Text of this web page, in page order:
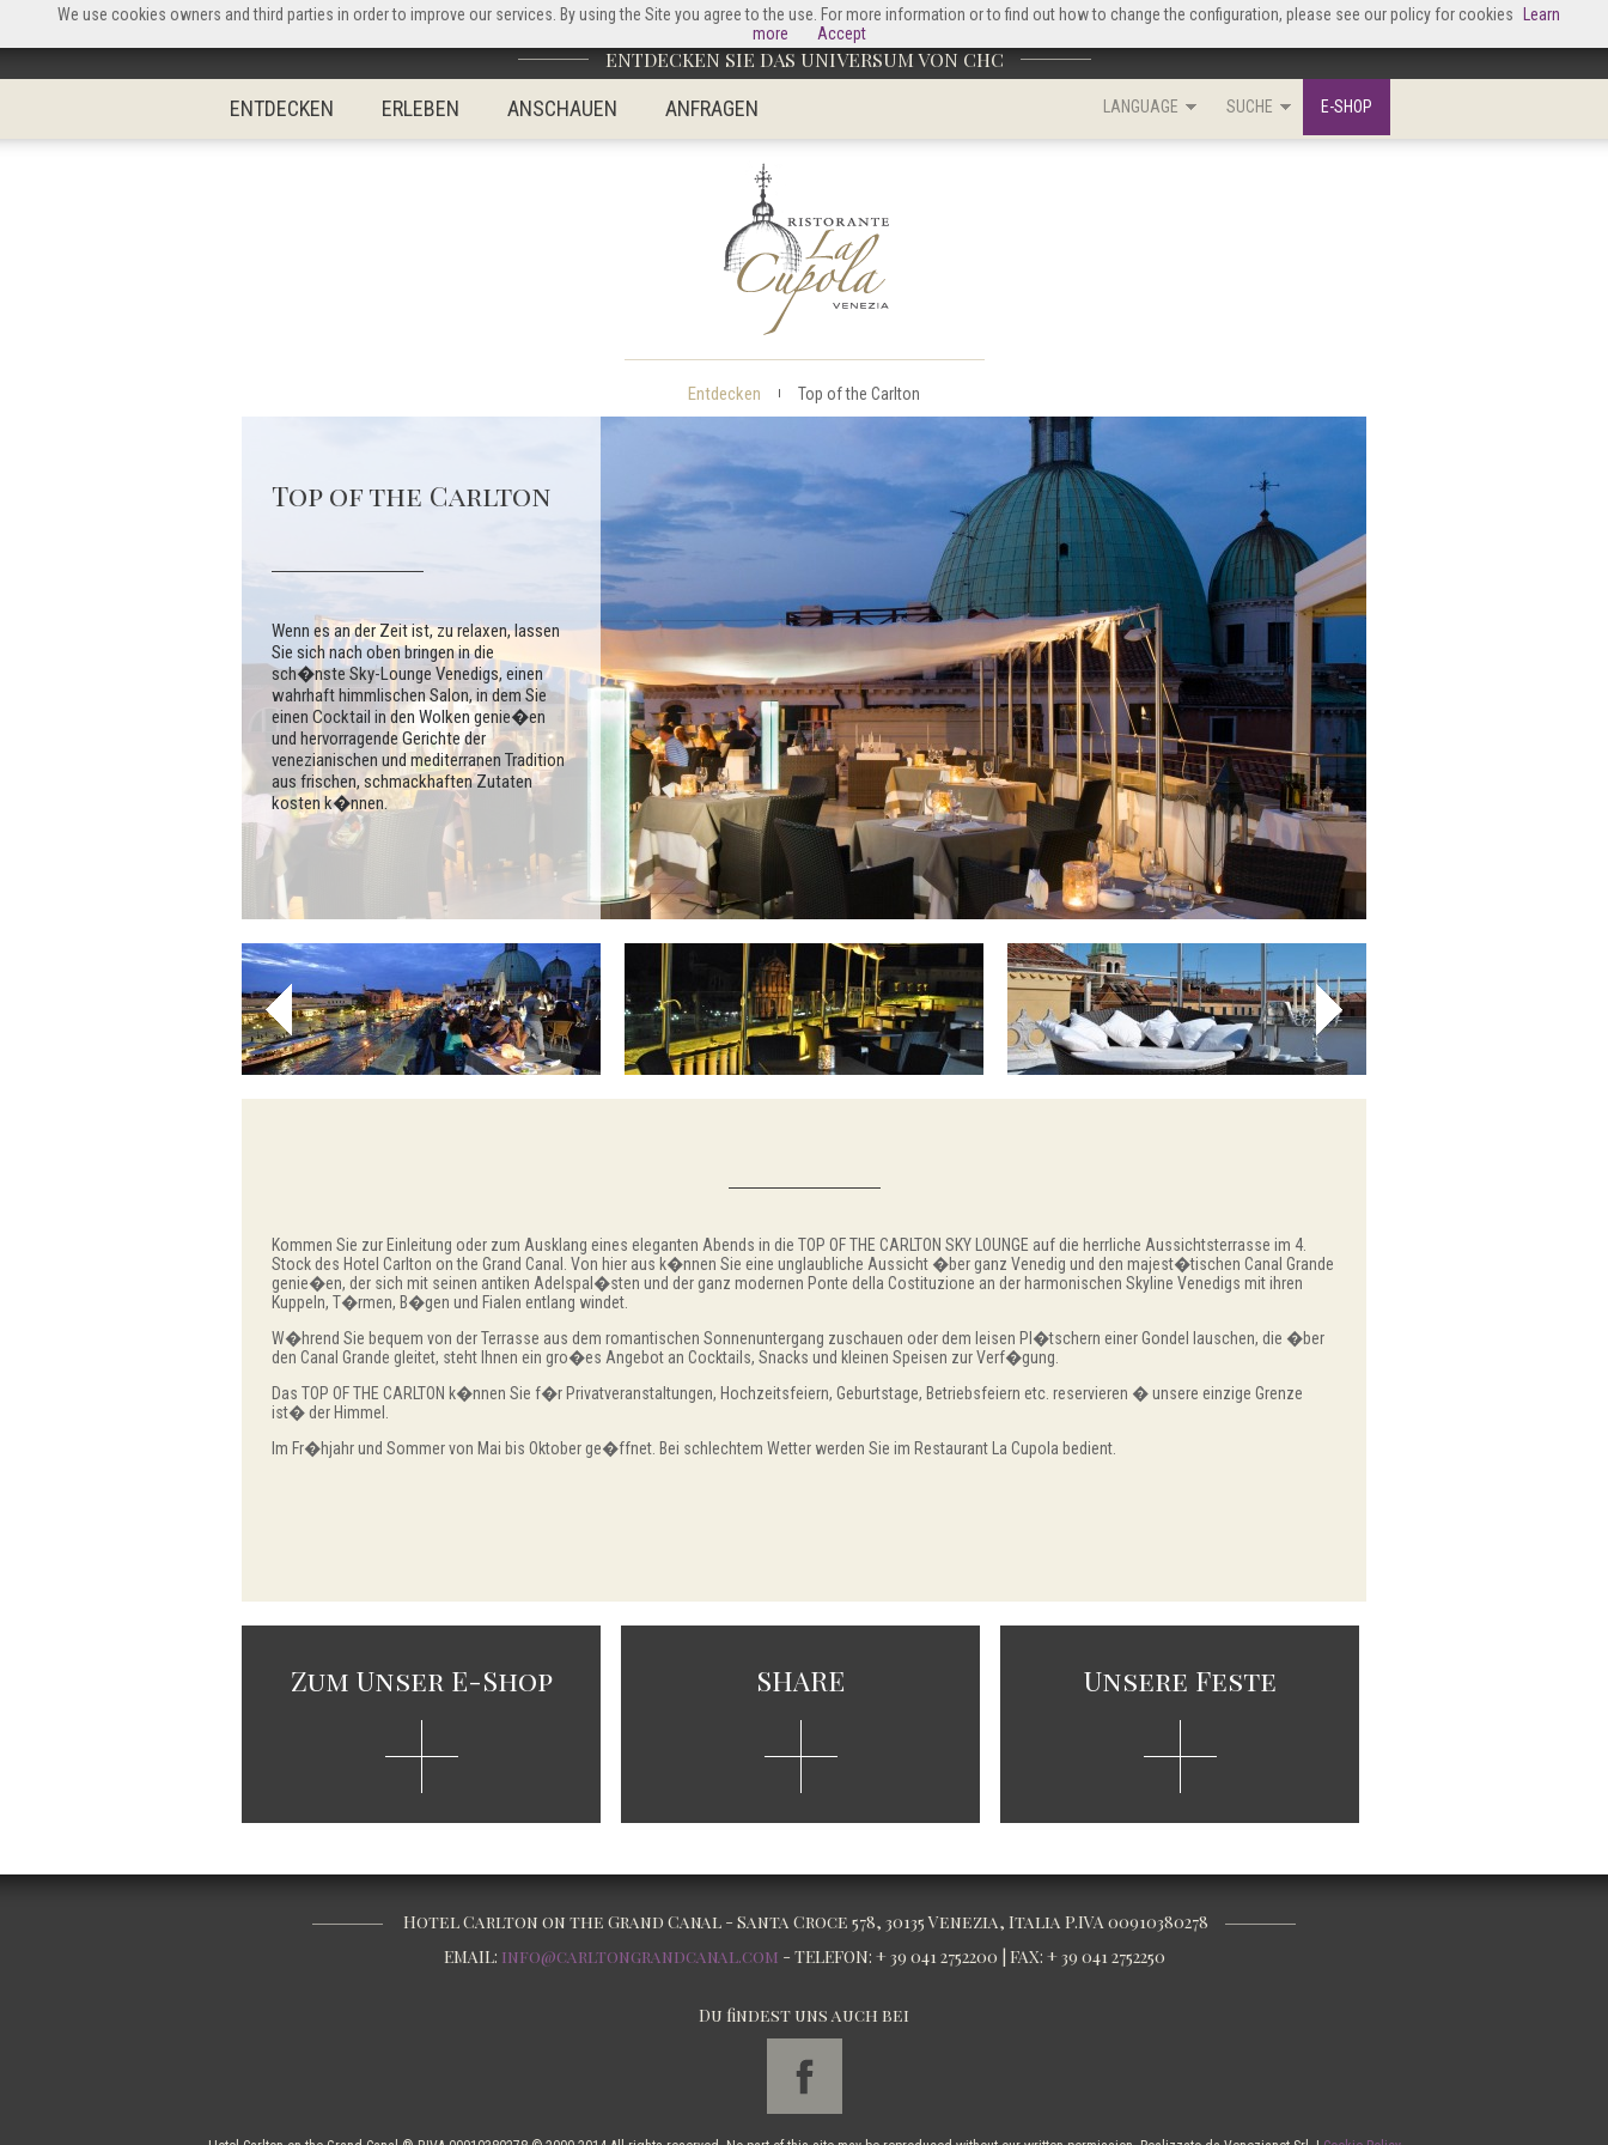
Do you want to view the website inEnglish?
ENTDECKEN SIE DAS UNIVERSUM VON CHC
ENTDECKEN
ERLEBEN ANSCHAUEN ANFRAGEN E-SHOP
SUCHE
LANGUAGE
Entdecken Top of the Carlton
Top of the Carlton
Wenn es an der Zeit ist, zu relaxen, lassen
Sie sich nach oben bringen in die
sch�nste Sky-Lounge Venedigs, einen
wahrhaft himmlischen Salon, in dem Sie
einen Cocktail in den Wolken genie�en
und hervorragende Gerichte der
venezianischen und mediterranen Tradition
aus frischen, schmackhaften Zutaten
kosten k�nnen.
Kommen Sie zur Einleitung oder zum Ausklang eines eleganten Abends in die TOP OF THE CARLTON SKY LOUNGE auf die herrliche Aussichtsterrasse im 4.
Stock des Hotel Carlton on the Grand Canal. Von hier aus k�nnen Sie eine unglaubliche Aussicht �ber ganz Venedig und den majest�tischen Canal Grande
genie�en, der sich mit seinen antiken Adelspal�sten und der ganz modernen Ponte della Costituzione an der harmonischen Skyline Venedigs mit ihren
Kuppeln, T�rmen, B�gen und Fialen entlang windet.
W�hrend Sie bequem von der Terrasse aus dem romantischen Sonnenuntergang zuschauen oder dem leisen Pl�tschern einer Gondel lauschen, die �ber
den Canal Grande gleitet, steht Ihnen ein gro�es Angebot an Cocktails, Snacks und kleinen Speisen zur Verf�gung.
Das TOP OF THE CARLTON k�nnen Sie f�r Privatveranstaltungen, Hochzeitsfeiern, Geburtstage, Betriebsfeiern etc. reservieren � unsere einzige Grenze
ist� der Himmel.
Im Fr�hjahr und Sommer von Mai bis Oktober ge�ffnet. Bei schlechtem Wetter werden Sie im Restaurant La Cupola bedient.
Zum Unser E-Shop SHARE Unsere Feste
Hotel Carlton on the Grand Canal - Santa Croce 578, 30135 Venezia, Italia P.IVA 00910380278
EMAIL: info@carltongrandcanal.com - TELEFON: + 39 041 2752200 | FAX: + 39 041 2752250
Du findest uns auch bei
We use cookies owners and third parties in order to improve our services. By using the Site you agree to the use. For more information or to find out how to change the configuration, please see our policy for cookies
Learn
more
Accept